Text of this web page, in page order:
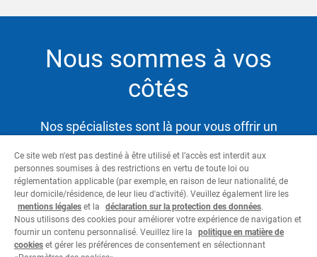
Nous sommes à vos
côtés
Nos spécialistes sont là pour vous offrir un
besoins tout en vous aidant à atteindre vos
objectifs.
Contactez-nous
Ce site web n'est pas destiné à être utilisé et l’accès est interdit aux
personnes soumises à des restrictions en vertu de toute loi ou
réglementation applicable (par exemple, en raison de leur nationalité, de
leur domicile/résidence, de leur lieu d'activité). Veuillez également lire les
mentions légales et la déclaration sur la protection des données.
Nous utilisons des cookies pour améliorer votre expérience de navigation et
fournir un contenu personnalisé. Veuillez lire la
politique en matière de
cookies et gérer les préférences de consentement en sélectionnant